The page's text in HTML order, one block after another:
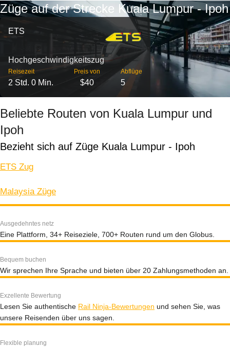
Züge auf der Strecke Kuala Lumpur - Ipoh
ETS
Hochgeschwindigkeitszug
Reisezeit
2 Std. 0 Min.
Preis von
$40
Abflüge
5
Beliebte Routen von Kuala Lumpur und
Ipoh
Bezieht sich auf Züge Kuala Lumpur - Ipoh
ETS Zug
Malaysia Züge
Ausgedehntes netz
Eine Plattform, 34+ Reiseziele, 700+ Routen rund um den Globus.
Bequem buchen
Wir sprechen Ihre Sprache und bieten über 20 Zahlungsmethoden an.
Exzellente Bewertung
Lesen Sie authentische Rail Ninja-Bewertungen und sehen Sie, was
unsere Reisenden über uns sagen.
Flexible planung